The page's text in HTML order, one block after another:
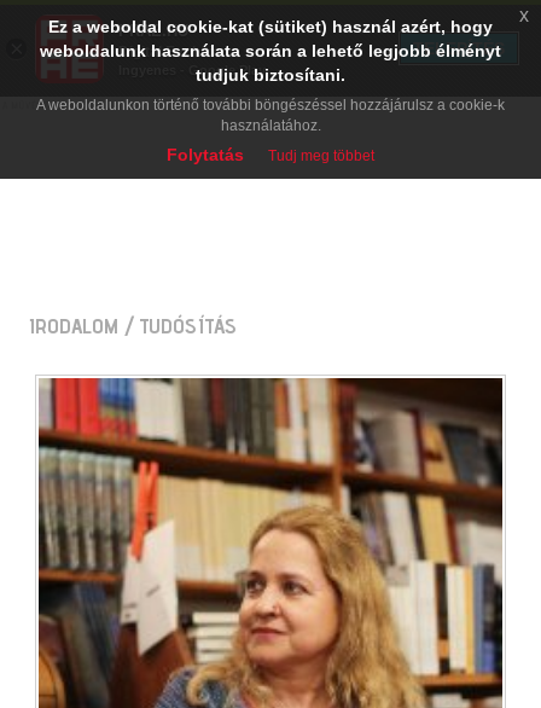
IRODALOM / TUDÓSÍTÁS
Ez a weboldal cookie-kat (sütiket) használ azért, hogy
weboldalunk használata során a lehető legjobb élményt
tudjuk biztosítani.
A weboldalunkon történő további böngészéssel hozzájárulsz a cookie-k
használatához.
Folytatás Tudj meg többet
x
PRAE.HU
Digital Evolution
Ingyenes - Google Play
TELEPÍTÉS